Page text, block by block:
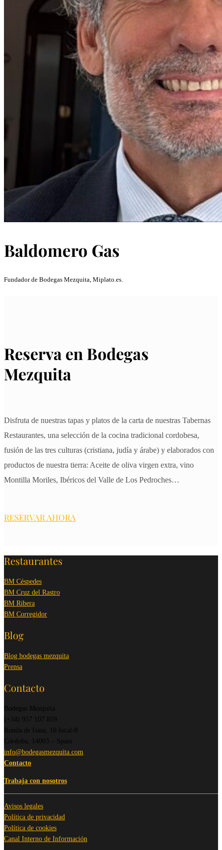
Baldomero Gas
Fundador de Bodegas Mezquita, Miplato.es.
Reserva en Bodegas
Mezquita
Disfruta de nuestras tapas y platos de la carta de nuestras Tabernas
Restaurantes, una selección de la cocina tradicional cordobesa,
fusión de las tres culturas (cristiana, judía y árabe) y elaborados con
productos de nuestra tierra: Aceite de oliva virgen extra, vino
Montilla Moriles, Ibéricos del Valle de Los Pedroches…
RESERVAR AHORA
Restaurantes
BM Céspedes
BM Cruz del Rastro
BM Ribera
BM Corregidor
Blog
Blog bodegas mezquita
Prensa
Contacto
Bodegas Mezquita
(+34) 957 107 859
Ronda de Isasa, 10 local-8
Córdoba, 14003 – Spain
info@bodegasmezquita.com
Contacto
Trabaja con nosotros
Avisos legales
Política de privacidad
Política de cookies
Canal Interno de Información